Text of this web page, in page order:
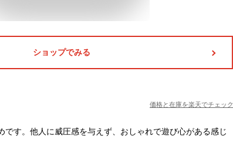
ショップでみる
価格と在庫を楽天でチェック
です。他人に威圧感を与えず、おしゃれで遊び心がある感じ